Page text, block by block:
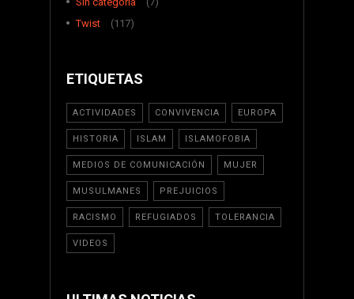
Twist
(117)
ETIQUETAS
ACTIVIDADES CONVIVENCIA EUROPA
HISTORIA ISLAM ISLAMOFOBIA
MEDIOS DE COMUNICACIÓN MUJER
MUSULMANES PREJUICIOS
RACISMO REFUGIADOS TOLERANCIA
VIDEOS